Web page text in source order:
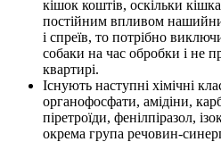
кішок коштів, оскільки
постійним впливом
і спреїв, то потрібно
собаки на час обробки і не
квартирі.
Існують наступні хімічні
органофосфати, амідіни,
піретроїди, фенілпіразол,
окрема група речовин-